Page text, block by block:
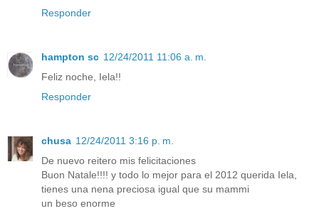
Responder
hampton sc 12/24/2011 11:06 a. m.
Feliz noche, Iela!!
Responder
chusa 12/24/2011 3:16 p. m.
De nuevo reitero mis felicitaciones
Buon Natale!!!! y todo lo mejor para el 2012 querida Iela,
tienes una nena preciosa igual que su mammi
un beso enorme